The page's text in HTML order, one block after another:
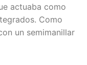
actuaba como
Como
un semimanillar